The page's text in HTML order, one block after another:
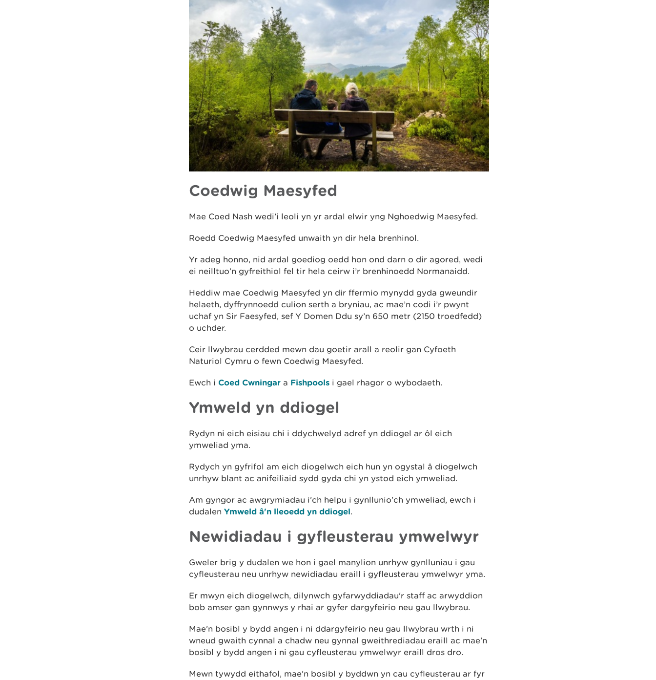
Coedwig Maesyfed
Mae Coed Nash wedi’i leoli yn yr ardal elwir yng Nghoedwig Maesyfed.
Roedd Coedwig Maesyfed unwaith yn dir hela brenhinol.
Yr adeg honno, nid ardal goediog oedd hon ond darn o dir agored, wedi
ei neilltuo’n gyfreithiol fel tir hela ceirw i’r brenhinoedd Normanaidd.
Heddiw mae Coedwig Maesyfed yn dir ffermio mynydd gyda gweundir
helaeth, dyffrynnoedd culion serth a bryniau, ac mae’n codi i’r pwynt
uchaf yn Sir Faesyfed, sef Y Domen Ddu sy’n 650 metr (2150 troedfedd)
o uchder.
Ceir llwybrau cerdded mewn dau goetir arall a reolir gan Cyfoeth
Naturiol Cymru o fewn Coedwig Maesyfed.
Ewch i Coed Cwningar a Fishpools i gael rhagor o wybodaeth.
Ymweld yn ddiogel
Rydyn ni eich eisiau chi i ddychwelyd adref yn ddiogel ar ôl eich
ymweliad yma.
Rydych yn gyfrifol am eich diogelwch eich hun yn ogystal â diogelwch
unrhyw blant ac anifeiliaid sydd gyda chi yn ystod eich ymweliad.
Am gyngor ac awgrymiadau i'ch helpu i gynllunio'ch ymweliad, ewch i
dudalen Ymweld â'n lleoedd yn ddiogel.
Newidiadau i gyfleusterau ymwelwyr
Gweler brig y dudalen we hon i gael manylion unrhyw gynlluniau i gau
cyfleusterau neu unrhyw newidiadau eraill i gyfleusterau ymwelwyr yma.
Er mwyn eich diogelwch, dilynwch gyfarwyddiadau'r staff ac arwyddion
bob amser gan gynnwys y rhai ar gyfer dargyfeirio neu gau llwybrau.
Mae'n bosibl y bydd angen i ni ddargyfeirio neu gau llwybrau wrth i ni
wneud gwaith cynnal a chadw neu gynnal gweithrediadau eraill ac mae'n
bosibl y bydd angen i ni gau cyfleusterau ymwelwyr eraill dros dro.
Mewn tywydd eithafol, mae'n bosibl y byddwn yn cau cyfleusterau ar fyr